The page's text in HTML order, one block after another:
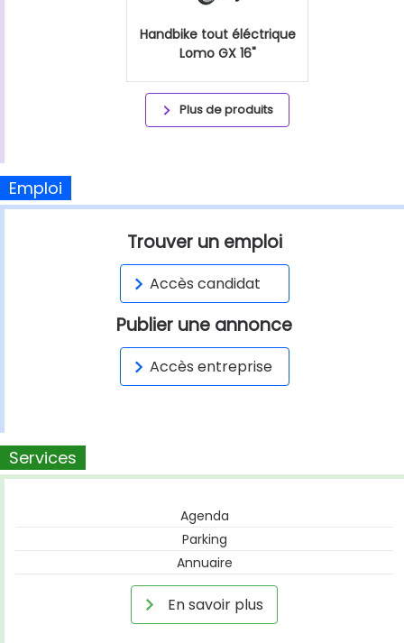
Handbike tout éléctrique
Lomo GX 16"
Plus de produits
Emploi
Trouver un emploi
Accès candidat
Publier une annonce
Accès entreprise
Services
Agenda
Parking
Annuaire
En savoir plus